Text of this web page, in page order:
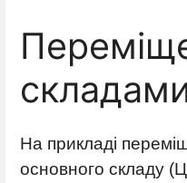
На прикладі
основного складу